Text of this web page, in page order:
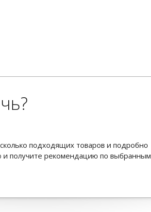
подходящих товаров и подробно
и получите рекомендацию по выбранным